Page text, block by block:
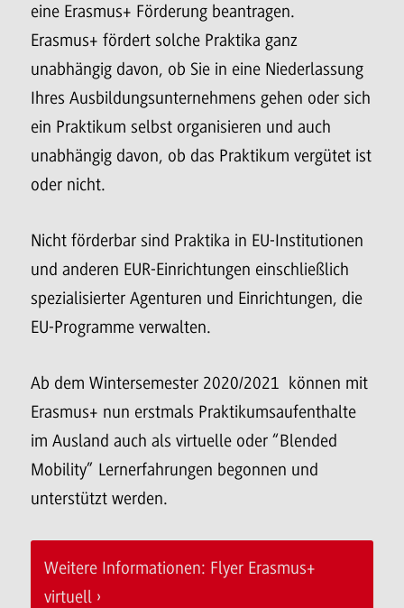
eine Erasmus+ Förderung beantragen.
Erasmus+ fördert solche Praktika ganz
unabhängig davon, ob Sie in eine Niederlassung
Ihres Ausbildungsunternehmens gehen oder sich
ein Praktikum selbst organisieren und auch
unabhängig davon, ob das Praktikum vergütet ist
oder nicht.
Nicht förderbar sind Praktika in EU-Institutionen
und anderen EUR-Einrichtungen einschließlich
spezialisierter Agenturen und Einrichtungen, die
EU-Programme verwalten.
Ab dem Wintersemester 2020/2021 können mit
Erasmus+ nun erstmals Praktikumsaufenthalte
im Ausland auch als virtuelle oder “Blended
Mobility” Lernerfahrungen begonnen und
unterstützt werden.
Weitere Informationen: Flyer Erasmus+
virtuell